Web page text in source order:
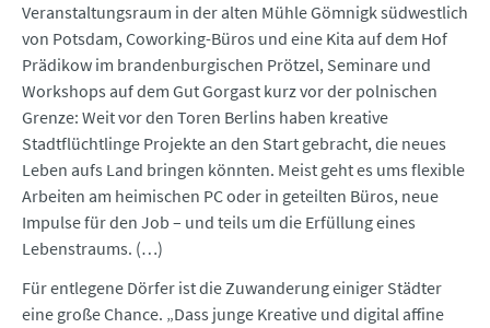
Veranstaltungsraum in der alten Mühle Gömnigk südwestlich
von Potsdam, Coworking-Büros und eine Kita auf dem Hof
Prädikow im brandenburgischen Prötzel, Seminare und
Workshops auf dem Gut Gorgast kurz vor der polnischen
Grenze: Weit vor den Toren Berlins haben kreative
Stadtflüchtlinge Projekte an den Start gebracht, die neues
Leben aufs Land bringen könnten. Meist geht es ums flexible
Arbeiten am heimischen PC oder in geteilten Büros, neue
Impulse für den Job – und teils um die Erfüllung eines
Lebenstraums. (…)
Für entlegene Dörfer ist die Zuwanderung einiger Städter
eine große Chance. „Dass junge Kreative und digital affine